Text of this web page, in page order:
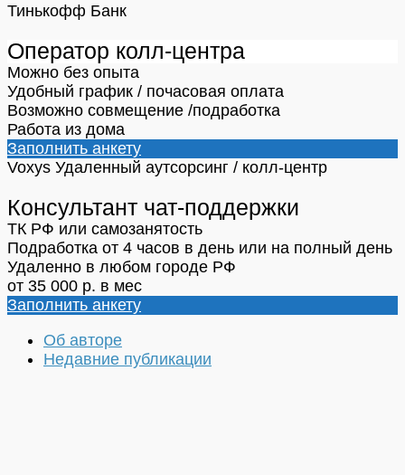
Тинькофф Банк
Оператор колл-центра
Можно без опыта
Удобный график / почасовая оплата
Возможно совмещение /подработка
Работа из дома
Заполнить анкету
Voxys Удаленный аутсорсинг / колл-центр
Консультант чат-поддержки
ТК РФ или самозанятость
Подработка от 4 часов в день или на полный день
Удаленно в любом городе РФ
от 35 000 р. в мес
Заполнить анкету
Об авторе
Недавние публикации